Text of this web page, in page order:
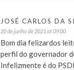
JOSÉ CARLOS DA
20 de junho de 2021 at 09:00
Bom dia felizardos
perfil do governador
Infelizmente é do